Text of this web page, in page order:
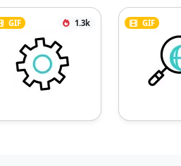
GIF 1.3k GIF